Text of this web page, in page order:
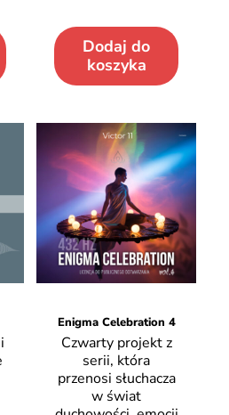
Dodaj do
koszyka
Enigma Celebration 4
Czwarty projekt z
serii, która
przenosi słuchacza
w świat